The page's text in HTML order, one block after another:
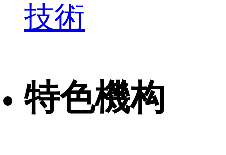
技術
特色機构